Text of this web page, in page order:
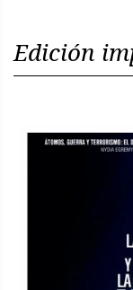
Edición